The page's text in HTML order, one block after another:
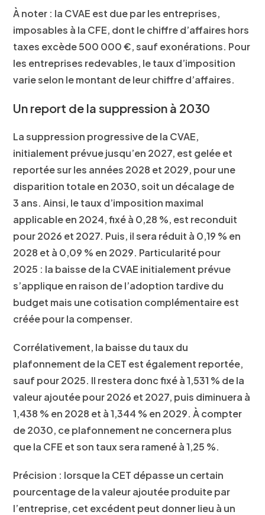
À noter : la CVAE est due par les entreprises,
imposables à la CFE, dont lechiffre d’affaires hors
taxes excède 500 000 €, sauf exonérations. Pour
les entreprises redevables, le taux d’imposition
varie selon le montant de leur chiffre d’affaires.
Un report de la suppression à 2030
La suppression progressive de la CVAE,
initialement prévue jusqu’en 2027, est gelée et
reportée sur les années 2028 et 2029, pour une
disparition totale en 2030, soit un décalage de
3 ans. Ainsi, le taux d’imposition maximal
applicable en 2024, fixé à 0,28 %, est reconduit
pour 2026 et 2027. Puis, il sera réduit à 0,19 % en
2028 et à 0,09 % en 2029. Particularité pour
2025 : la baisse de la CVAE initialement prévue
s’applique en raison de l’adoption tardive du
budget mais une cotisation complémentaire est
créée pour la compenser.
Corrélativement, la baisse du taux du
plafonnement de la CET est également reportée,
sauf pour 2025. Il restera donc fixé à 1,531 % de la
valeur ajoutée pour 2026 et 2027, puis diminuera à
1,438 % en 2028 et à 1,344 % en 2029. À compter
de 2030, ce plafonnement ne concernera plus
que la CFE et son taux sera ramené à 1,25 %.
Précision : lorsque la CET dépasse un certain
pourcentage de la valeur ajoutée produite par
l’entreprise, cet excédent peut donner lieu à un